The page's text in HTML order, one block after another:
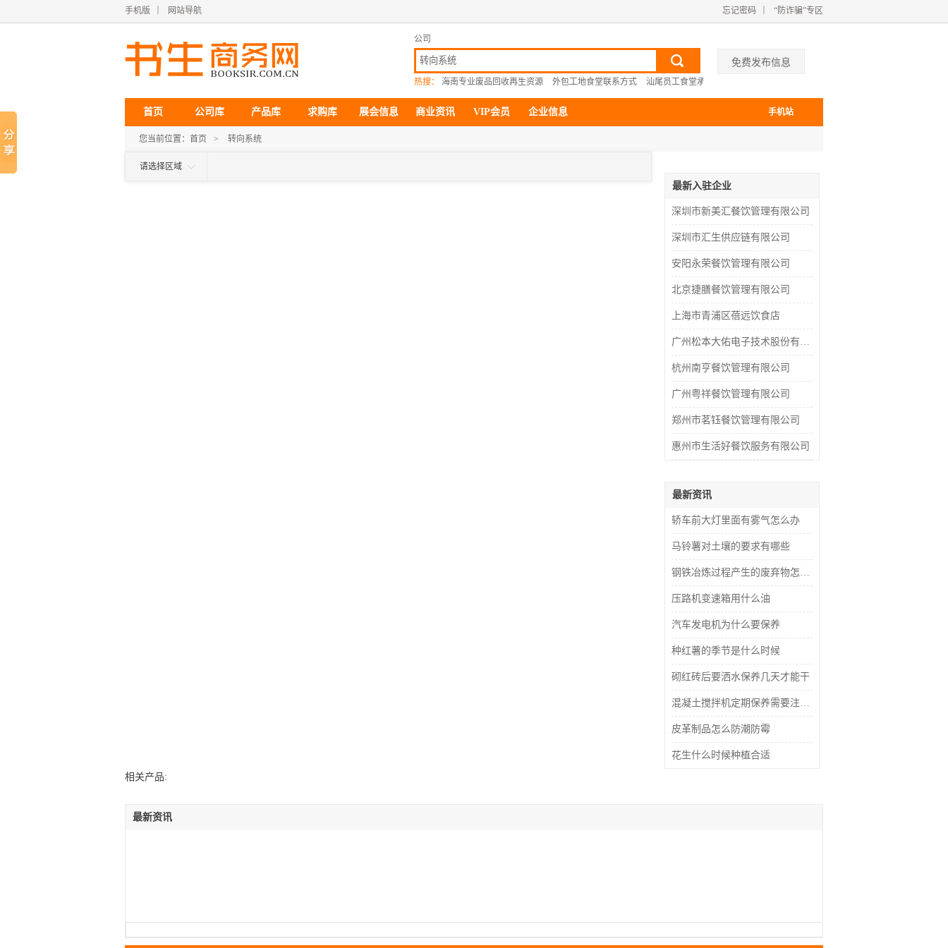
手机版 网站导航 忘记密码 “防诈骗”专区
公司
热搜： 海南专业废品回收再生资源 外包工地食堂联系方式 汕尾员工食堂承包价格
免费发布信息
首页 公司库 产品库 求购库 展会信息 商业资讯 VIP会员 企业信息 手机站
您当前位置： 首页 > 转向系统
请选择区域
最新入驻企业
深圳市新美汇餐饮管理有限公司
深圳市汇生供应链有限公司
安阳永荣餐饮管理有限公司
北京捷膳餐饮管理有限公司
上海市青浦区蓓远饮食店
广州松本大佑电子技术股份有限公司
杭州南亨餐饮管理有限公司
广州粤祥餐饮管理有限公司
郑州市茗钰餐饮管理有限公司
惠州市生活好餐饮服务有限公司
最新资讯
轿车前大灯里面有雾气怎么办
马铃薯对土壤的要求有哪些
钢铁冶炼过程产生的废弃物怎么处理
压路机变速箱用什么油
汽车发电机为什么要保养
种红薯的季节是什么时候
砌红砖后要洒水保养几天才能干
混凝土搅拌机定期保养需要注意什么
皮革制品怎么防潮防霉
花生什么时候种植合适
相关产品:
最新资讯